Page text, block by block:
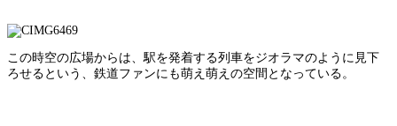
この時空の広場からは、駅を発着する列車をジオラマのように見下
ろせるという、鉄道ファンにも萌え萌えの空間となっている。